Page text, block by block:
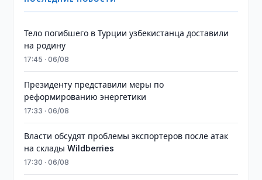
Тело погибшего в Турции узбекистанца доставили
на родину
17:45 · 06/08
Президенту представили меры по
реформированию энергетики
17:33 · 06/08
Власти обсудят проблемы экспортеров после атак
на склады Wildberries
17:30 · 06/08